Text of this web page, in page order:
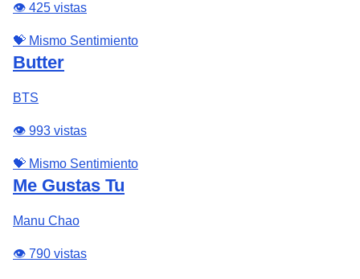
👁️ 425 vistas
💝 Mismo Sentimiento
Butter
BTS
👁️ 993 vistas
💝 Mismo Sentimiento
Me Gustas Tu
Manu Chao
👁️ 790 vistas